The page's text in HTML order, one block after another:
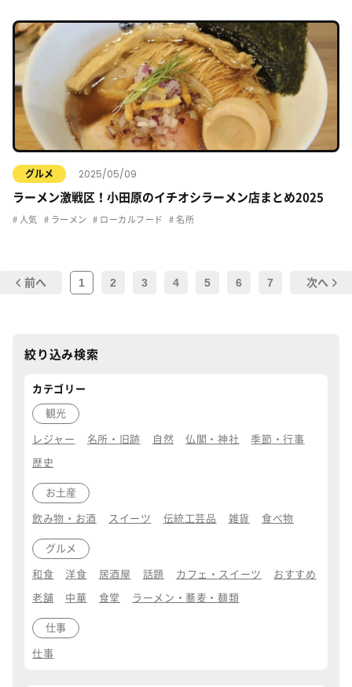
グルメ 2025/05/09
ラーメン激戦区！小田原のイチオシラーメン店まとめ2025
人気 ラーメン ローカルフード 名所
前へ 1 2 3 4 5 6 7 次へ
絞り込み検索
カテゴリー
観光
レジャー 名所・旧跡 自然 仏閣・神社 季節・行事
歴史
お土産
飲み物・お酒 スイーツ 伝統工芸品 雑貨 食べ物
グルメ
和食 洋食 居酒屋 話題 カフェ・スイーツ おすすめ
老舗 中華 食堂 ラーメン・蕎麦・麺類
仕事
仕事